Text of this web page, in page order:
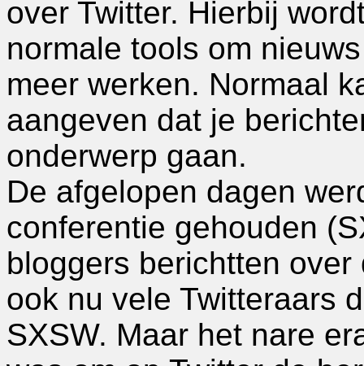
over Twitter. Hierbij
normale tools om
meer werken. Normaal
aangeven dat je
onderwerp gaan.
De afgelopen dagen
conferentie gehouden
bloggers berichtten
ook nu vele Twitteraars
SXSW. Maar het nare